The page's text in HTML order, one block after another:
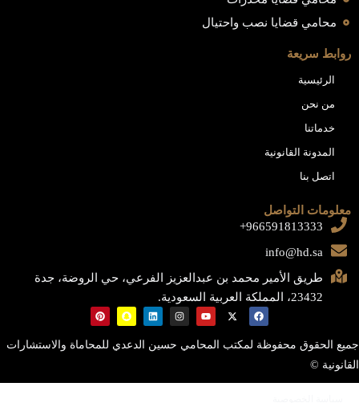
محامي قضايا نصب واحتيال
روابط سريعة
الرئيسية
من نحن
خدماتنا
المدونة القانونية
اتصل بنا
معلومات التواصل
966591813333+
info@hd.sa
طريق الأمير محمد بن عبدالعزيز الفرعي، حي الروضة، جدة
23432، المملكة العربية السعودية.
جميع الحقوق محفوظة لمكتب المحامي حسين الدعدي للمحاماة والاستشارات
القانونية ©